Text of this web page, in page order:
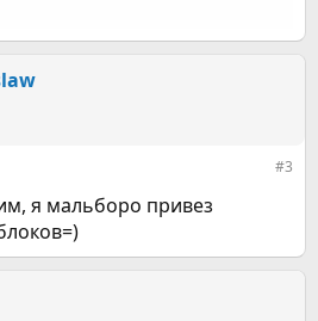
#3
я мальборо привез